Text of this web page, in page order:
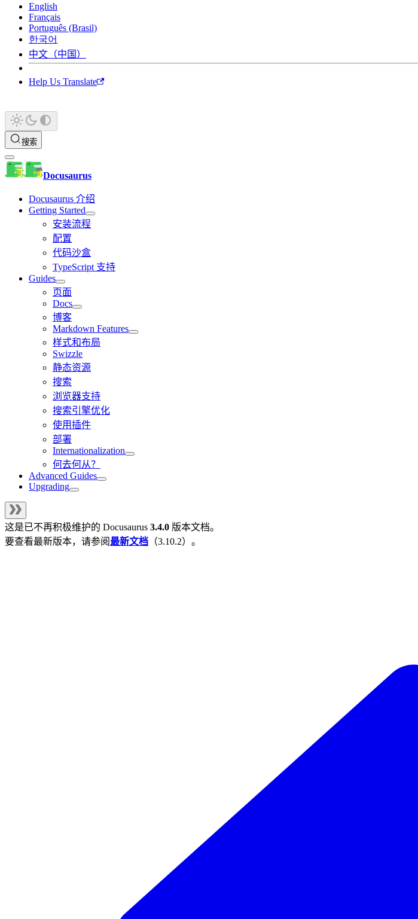
English
Français
Português (Brasil)
한국어
中文（中国）
Help Us Translate
搜索
Docusaurus
Docusaurus 介绍
Getting Started
安装流程
配置
代码沙盒
TypeScript 支持
Guides
页面
Docs
博客
Markdown Features
样式和布局
Swizzle
静态资源
搜索
浏览器支持
搜索引擎优化
使用插件
部署
Internationalization
何去何从？
Advanced Guides
Upgrading
这是已不再积极维护的 Docusaurus 3.4.0 版本文档。
要查看最新版本，请参阅最新文档 （3.10.2）。